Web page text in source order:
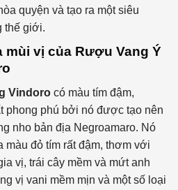
quyện và tạo ra một siêu
thế giới.
mùi vị của Rượu Vang Ý
Vindoro có màu tím đậm,
phong phú bởi nó được tạo nên
nho bản địa Negroamaro. Nó
màu đỏ tím rất đậm, thơm với
vị, trái cây mềm và mứt anh
vị vani mềm mịn và một số loại